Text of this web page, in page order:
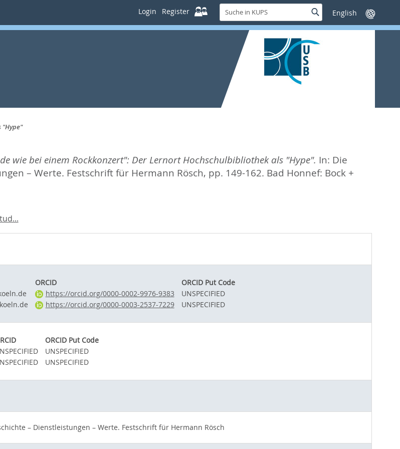
Login Register
Suche
in
KUPS
SucheSprache
wechseln
"Hype"
wie bei einem Rockkonzert": Der Lernort Hochschulbibliothek als "Hype". In: Die
– Werte. Festschrift für Hermann Rösch, pp. 149-162. Bad Honnef: Bock +
ORCID
ORCID Put Code
https://orcid.org/0000-0002-9976-9383
UNSPECIFIED
https://orcid.org/0000-0003-2537-7229 UNSPECIFIED
ORCID Put Code
UNSPECIFIED
UNSPECIFIED
– Dienstleistungen – Werte. Festschrift für Hermann Rösch